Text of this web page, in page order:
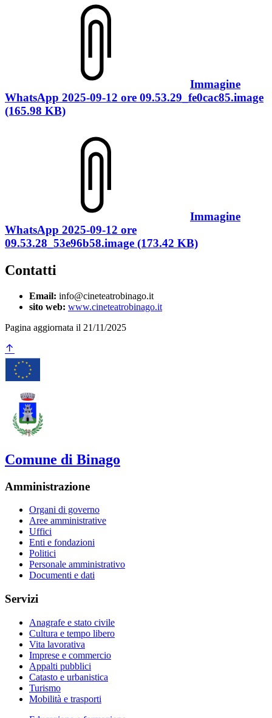
Immagine
WhatsApp 2025-09-12 ore 09.53.29_fe0cac85.image
(165.98 KB)
Immagine
WhatsApp 2025-09-12 ore
09.53.28_53e96b58.image (173.42 KB)
Contatti
Email: info@cineteatrobinago.it
sito web: www.cineteatrobinago.it
Pagina aggiornata il 21/11/2025
Comune di Binago
Amministrazione
Organi di governo
Aree amministrative
Uffici
Enti e fondazioni
Politici
Personale amministrativo
Documenti e dati
Servizi
Anagrafe e stato civile
Cultura e tempo libero
Vita lavorativa
Imprese e commercio
Appalti pubblici
Catasto e urbanistica
Turismo
Mobilità e trasporti